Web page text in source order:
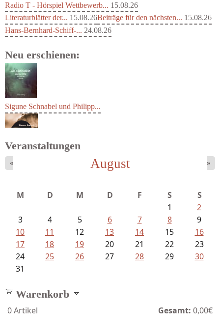
Radio T - Hörspiel Wettbewerb... 15.08.26
Literaturblätter der... 15.08.26Beiträge für den nächsten... 15.08.26
Hans-Bernhard-Schiff-... 24.08.26
Neu erschienen:
Sigune Schnabel und Philipp...
Veranstaltungen
August
« »
M D M D F S
S
1
2
3
4 5 6 7 8
9
10
11 12 13 14 15
16
17
18 19 20 21 22
23
24
25 26 27 28 29
30
31
Warenkorb
0Artikel Gesamt: 0,00€